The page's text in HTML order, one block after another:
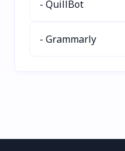
- QuillBot
- Grammarly